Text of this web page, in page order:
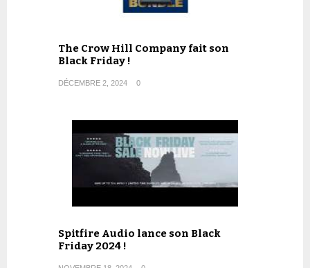
The Crow Hill Company fait son
Black Friday !
DÉCEMBRE 2, 2024 0
Spitfire Audio lance son Black
Friday 2024 !